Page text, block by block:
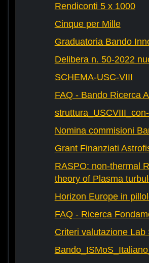
Rendiconti 5 x 1000
Cinque per Mille
Graduatoria Bando
Delibera n. 50-2022
SCHEMA-USC-VIII
FAQ - Bando Ricerca
Nomina commisioni
Grant Finanziati
RASPO: non-thermal
theory of Plasma
Horizon Europe in
FAQ - Ricerca
Criteri valutazione Lab